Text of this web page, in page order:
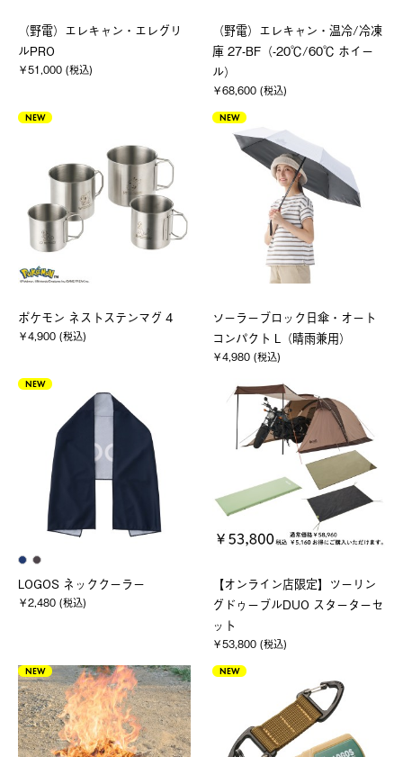
（野電）エレキャン・エレグリ
ルPRO
￥51,000 (税込)
（野電）エレキャン・温冷/冷凍
庫 27-BF（-20℃/60℃ ホイー
ル）
￥68,600 (税込)
NEW
ポケモン ネストステンマグ 4
￥4,900 (税込)
NEW
ソーラーブロック日傘・オート
コンパクト L（晴雨兼用）
￥4,980 (税込)
NEW
LOGOS ネッククーラー
￥2,480 (税込)
【オンライン店限定】ツーリン
グドゥーブルDUO スターターセ
ット
￥53,800 (税込)
NEW NEW